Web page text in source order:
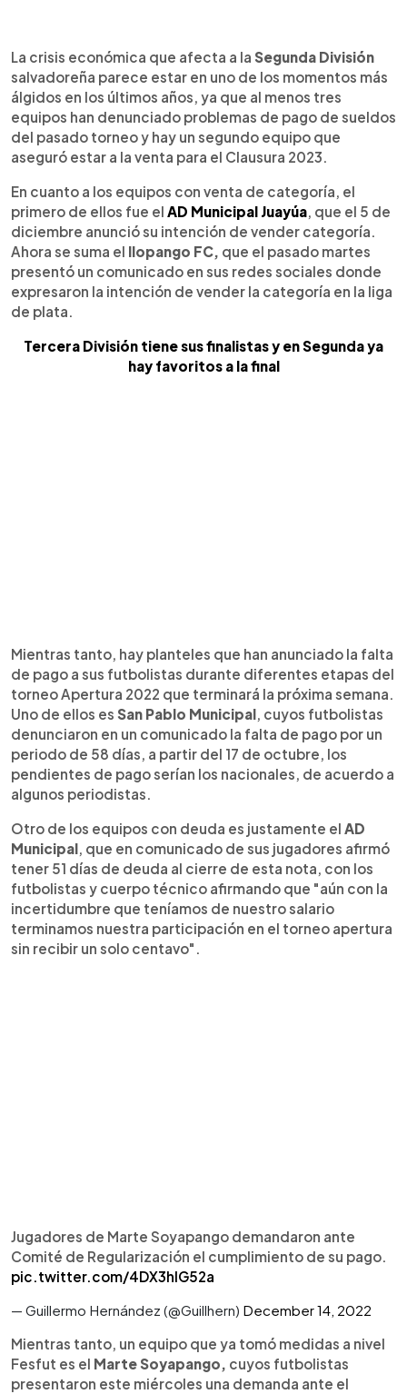
► Escuchar artículo
La crisis económica que afecta a la Segunda División
salvadoreña parece estar en uno de los momentos más
álgidos en los últimos años, ya que al menos tres
equipos han denunciado problemas de pago de sueldos
del pasado torneo y hay un segundo equipo que
aseguró estar a la venta para el Clausura 2023.
En cuanto a los equipos con venta de categoría, el
primero de ellos fue el AD Municipal Juayúa, que el 5 de
diciembre anunció su intención de vender categoría.
Ahora se suma el Ilopango FC, que el pasado martes
presentó un comunicado en sus redes sociales donde
expresaron la intención de vender la categoría en la liga
de plata.
Tercera División tiene sus finalistas y en Segunda ya
hay favoritos a la final
Mientras tanto, hay planteles que han anunciado la falta
de pago a sus futbolistas durante diferentes etapas del
torneo Apertura 2022 que terminará la próxima semana.
Uno de ellos es San Pablo Municipal, cuyos futbolistas
denunciaron en un comunicado la falta de pago por un
periodo de 58 días, a partir del 17 de octubre, los
pendientes de pago serían los nacionales, de acuerdo a
algunos periodistas.
Otro de los equipos con deuda es justamente el AD
Municipal, que en comunicado de sus jugadores afirmó
tener 51 días de deuda al cierre de esta nota, con los
futbolistas y cuerpo técnico afirmando que "aún con la
incertidumbre que teníamos de nuestro salario
terminamos nuestra participación en el torneo apertura
sin recibir un solo centavo".
Jugadores de Marte Soyapango demandaron ante
Comité de Regularización el cumplimiento de su pago.
pic.twitter.com/4DX3hIG52a
— Guillermo Hernández (@Guillhern) December 14, 2022
Mientras tanto, un equipo que ya tomó medidas a nivel
Fesfut es el Marte Soyapango, cuyos futbolistas
presentaron este miércoles una demanda ante el